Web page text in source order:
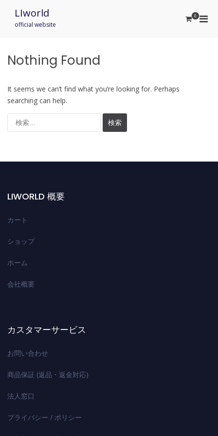
content
LIworld
official website
0
Nothing Found
It seems we can’t find what you’re looking for. Perhaps
searching can help.
検
LIWORLD 概要
カート
ショップ
ホーム
会社概要
カスタマーサービス
お問い合わせ
商品保証 (返品・返金対応)
法人窓口
プライバシー / ポリシー